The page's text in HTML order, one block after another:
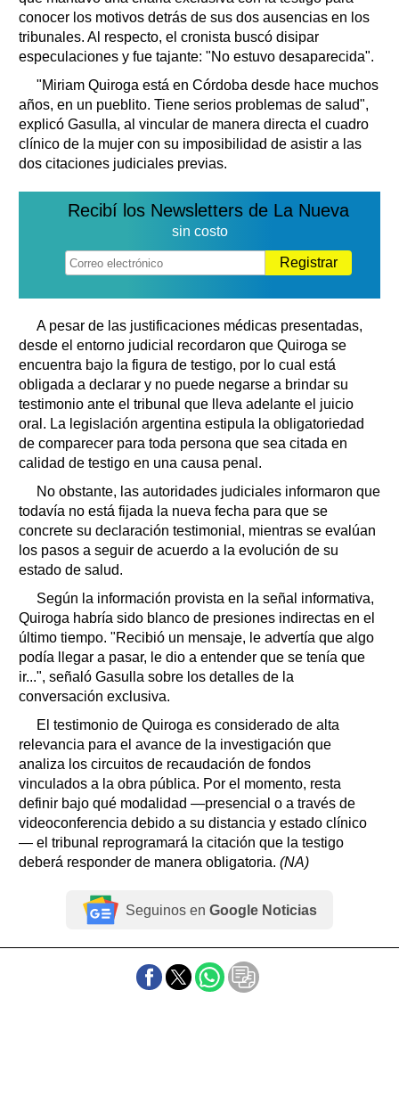
conocer los motivos detrás de sus dos ausencias en los
tribunales. Al respecto, el cronista buscó disipar
especulaciones y fue tajante: "No estuvo desaparecida".
"Miriam Quiroga está en Córdoba desde hace muchos
años, en un pueblito. Tiene serios problemas de salud",
explicó Gasulla, al vincular de manera directa el cuadro
clínico de la mujer con su imposibilidad de asistir a las
dos citaciones judiciales previas.
Recibí los Newsletters de La Nueva
sin costo
Registrar
A pesar de las justificaciones médicas presentadas,
desde el entorno judicial recordaron que Quiroga se
encuentra bajo la figura de testigo, por lo cual está
obligada a declarar y no puede negarse a brindar su
testimonio ante el tribunal que lleva adelante el juicio
oral. La legislación argentina estipula la obligatoriedad
de comparecer para toda persona que sea citada en
calidad de testigo en una causa penal.
No obstante, las autoridades judiciales informaron que
todavía no está fijada la nueva fecha para que se
concrete su declaración testimonial, mientras se evalúan
los pasos a seguir de acuerdo a la evolución de su
estado de salud.
Según la información provista en la señal informativa,
Quiroga habría sido blanco de presiones indirectas en el
último tiempo. "Recibió un mensaje, le advertía que algo
podía llegar a pasar, le dio a entender que se tenía que
ir...", señaló Gasulla sobre los detalles de la
conversación exclusiva.
El testimonio de Quiroga es considerado de alta
relevancia para el avance de la investigación que
analiza los circuitos de recaudación de fondos
vinculados a la obra pública. Por el momento, resta
definir bajo qué modalidad —presencial o a través de
videoconferencia debido a su distancia y estado clínico
— el tribunal reprogramará la citación que la testigo
deberá responder de manera obligatoria. (NA)
Seguinos en Google Noticias